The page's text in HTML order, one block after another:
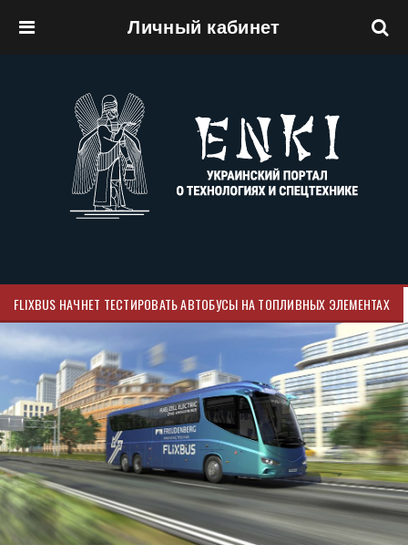
Личный кабинет
FLIXBUS НАЧНЕТ ТЕСТИРОВАТЬ АВТОБУСЫ НА ТОПЛИВНЫХ ЭЛЕМЕНТАХ